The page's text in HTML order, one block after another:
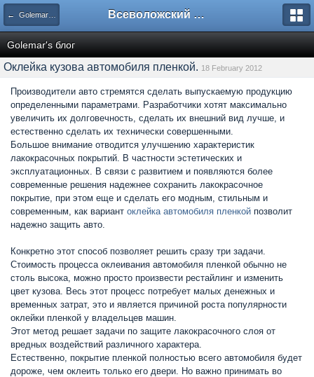
← Golemar's блог Всеволожский форум
Golemar's блог
Оклейка кузова автомобиля пленкой. 18 February 2012
Производители авто стремятся сделать выпускаемую продукцию
определенными параметрами. Разработчики хотят максимально
увеличить их долговечность, сделать их внешний вид лучше, и
естественно сделать их технически совершенными.
Большое внимание отводится улучшению характеристик
лакокрасочных покрытий. В частности эстетических и
эксплуатационных. В связи с развитием и появляются более
современные решения надежнее сохранить лакокрасочное
покрытие, при этом еще и сделать его модным, стильным и
современным, как вариант оклейка автомобиля пленкой позволит
надежно защить авто.
Конкретно этот способ позволяет решить сразу три задачи.
Стоимость процесса оклеивания автомобиля пленкой обычно не
столь высока, можно просто произвести рестайлинг и изменить
цвет кузова. Весь этот процесс потребует малых денежных и
временных затрат, это и является причиной роста популярности
оклейки пленкой у владельцев машин.
Этот метод решает задачи по защите лакокрасочного слоя от
вредных воздействий различного характера.
Естественно, покрытие пленкой полностью всего автомобиля будет
дороже, чем оклеить только его двери. Но важно принимать во